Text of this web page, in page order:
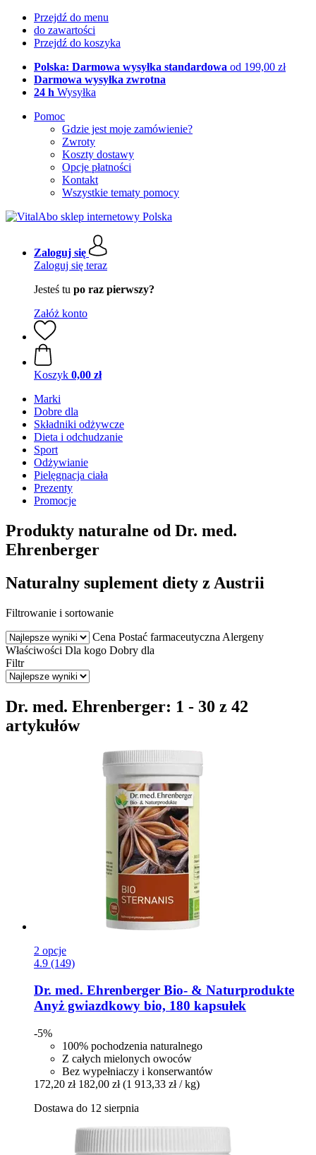
Przejdź do menu
do zawartości
Przejdź do koszyka
Polska: Darmowa wysyłka standardowa od 199,00 zł
Darmowa wysyłka zwrotna
24 h Wysyłka
Pomoc
Gdzie jest moje zamówienie?
Zwroty
Koszty dostawy
Opcje płatności
Kontakt
Wszystkie tematy pomocy
Zaloguj się
Zaloguj się teraz
Jesteś tu po raz pierwszy?
Załóż konto
Koszyk 0,00 zł
Marki
Dobre dla
Składniki odżywcze
Dieta i odchudzanie
Sport
Odżywianie
Pielęgnacja ciała
Prezenty
Promocje
Produkty naturalne od Dr. med.
Ehrenberger
Naturalny suplement diety z Austrii
Filtrowanie i sortowanie
Cena Postać farmaceutyczna Alergeny
Właściwości Dla kogo Dobry dla
Filtr
Dr. med. Ehrenberger: 1 - 30 z 42
artykułów
2 opcje
4.9 (149)
Dr. med. Ehrenberger Bio- & Naturprodukte
Anyż gwiazdkowy bio, 180 kapsułek
-5%
100% pochodzenia naturalnego
Z całych mielonych owoców
Bez wypełniaczy i konserwantów
172,20 zł 182,00 zł (1 913,33 zł / kg)
Dostawa do 12 sierpnia